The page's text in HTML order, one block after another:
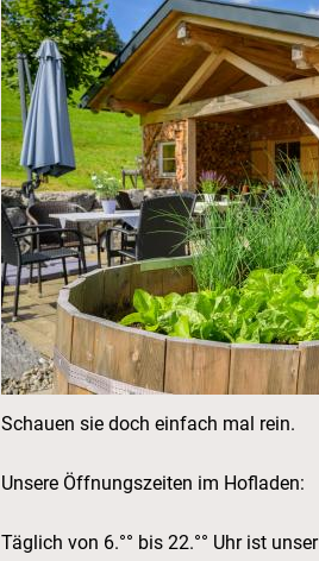
Schauen sie doch einfach mal rein.
Unsere Öffnungszeiten im Hofladen:
Täglich von 6.°° bis 22.°° Uhr ist